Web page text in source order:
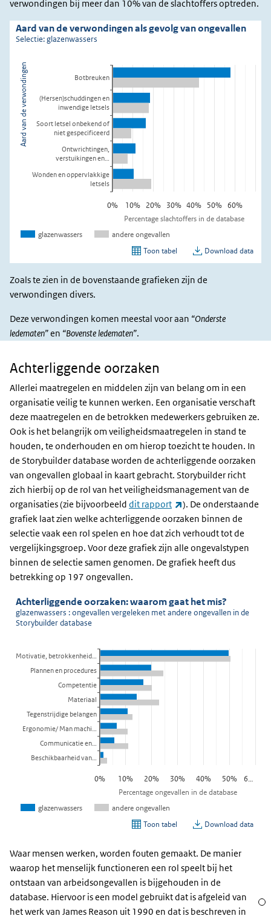
verwondingen bij meer dan 10% van de slachtoffers optreden.
Zoals te zien in de bovenstaande grafieken zijn de
verwondingen divers.
Deze verwondingen komen meestal voor aan “Onderste
ledematen”en “Bovenste ledematen”.
Achterliggende
oorzaken
Achterliggende oorzaken
Allerlei maatregelen en middelen zijn van belang om in een
organisatie veilig te kunnen werken. Een organisatie verschaft
deze maatregelen en de betrokken medewerkers gebruiken ze.
Ook is het belangrijk om veiligheidsmaatregelen in stand te
houden, te onderhouden en om hierop toezicht te houden. In
de Storybuilder database worden de achterliggende oorzaken
van ongevallen globaal in kaart gebracht. Storybuilder richt
zich hierbij op de rol van het veiligheidsmanagement van de
organisaties (zie bijvoorbeeld dit rapport (externe link)
). De onderstaande
grafiek laat zien welke achterliggende oorzaken binnen de
selectie vaak een rol spelen en hoe dat zich verhoudt tot de
vergelijkingsgroep. Voor deze grafiek zijn alle ongevalstypen
binnen de selectie samen genomen. De grafiek heeft dus
betrekking op 197 ongevallen.
Waar mensen werken, worden fouten gemaakt. De manier
waarop het menselijk functioneren een rol speelt bij het
ontstaan van arbeidsongevallen is bijgehouden in de
database. Hiervoor is een model gebruikt dat is afgeleid van
het werk van James Reason uit 1990 en dat is beschreven in